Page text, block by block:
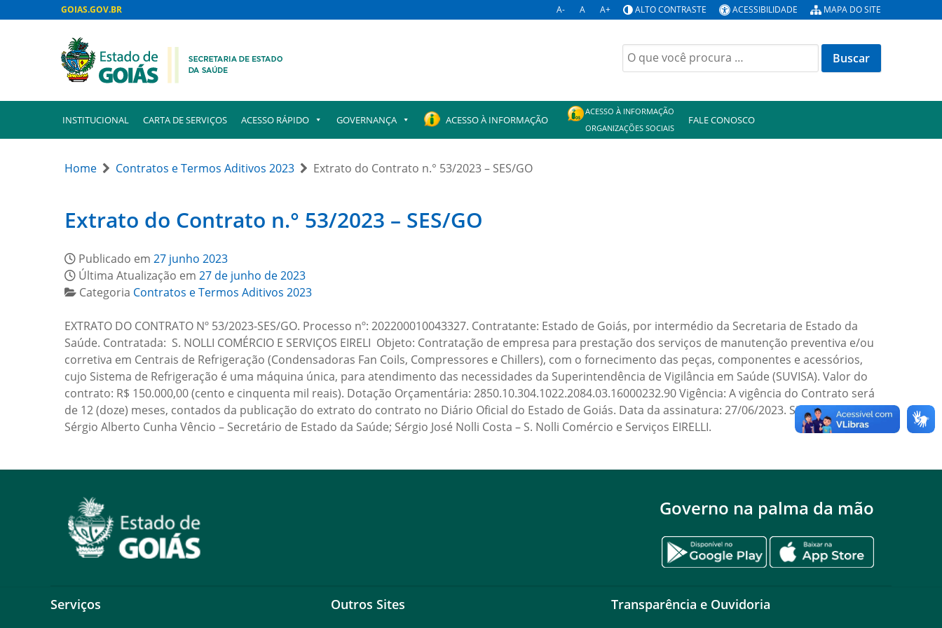
GOIAS.GOV.BR A- A A+ ALTO CONTRASTE ACESSIBILIDADE MAPA DO SITE
Buscar
por:
INSTITUCIONAL CARTA DE SERVIÇOS ACESSO RÁPIDO GOVERNANÇA ACESSO À INFORMAÇÃO
ACESSO À INFORMAÇÃO
ORGANIZAÇÕES SOCIAIS
FALE CONOSCO
Home Contratos e Termos Aditivos 2023 Extrato do Contrato n.° 53/2023 – SES/GO
Extrato do Contrato n.° 53/2023 – SES/GO
Publicado em 27 junho 2023
Última Atualização em 27 de junho de 2023
Categoria Contratos e Termos Aditivos 2023
EXTRATO DO CONTRATO Nº 53/2023-SES/GO. Processo nº: 202200010043327. Contratante: Estado de Goiás, por intermédio da Secretaria de Estado da
Saúde. Contratada: S. NOLLI COMÉRCIO E SERVIÇOS EIRELI Objeto: Contratação de empresa para prestação dos serviços de manutenção preventiva e/ou
corretiva em Centrais de Refrigeração (Condensadoras Fan Coils, Compressores e Chillers), com o fornecimento das peças, componentes e acessórios,
cujo Sistema de Refrigeração é uma máquina única, para atendimento das necessidades da Superintendência de Vigilância em Saúde (SUVISA). Valor do
contrato: R$ 150.000,00 (cento e cinquenta mil reais). Dotação Orçamentária: 2850.10.304.1022.2084.03.16000232.90 Vigência: A vigência do Contrato será
de 12 (doze) meses, contados da publicação do extrato do contrato no Diário Oficial do Estado de Goiás. Data da assinatura: 27/06/2023. Signatários:
Sérgio Alberto Cunha Vêncio – Secretário de Estado da Saúde; Sérgio José Nolli Costa – S. Nolli Comércio e Serviços EIRELLI.
Governo na palma da mão
Serviços Outros Sites Transparência e Ouvidoria